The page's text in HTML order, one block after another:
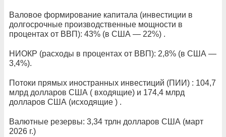
Валовое формирование капитала (инвестиции в
долгосрочные производственные мощности в
процентах от ВВП): 43% (в США — 22%) .
НИОКР (расходы в процентах от ВВП): 2,8% (в США —
3,4%).
Потоки прямых иностранных инвестиций (ПИИ) : 104,7
млрд долларов США ( входящие) и 174,4 млрд
долларов США (исходящие ) .
Валютные резервы: 3,34 трлн долларов США (март
2026 г.)